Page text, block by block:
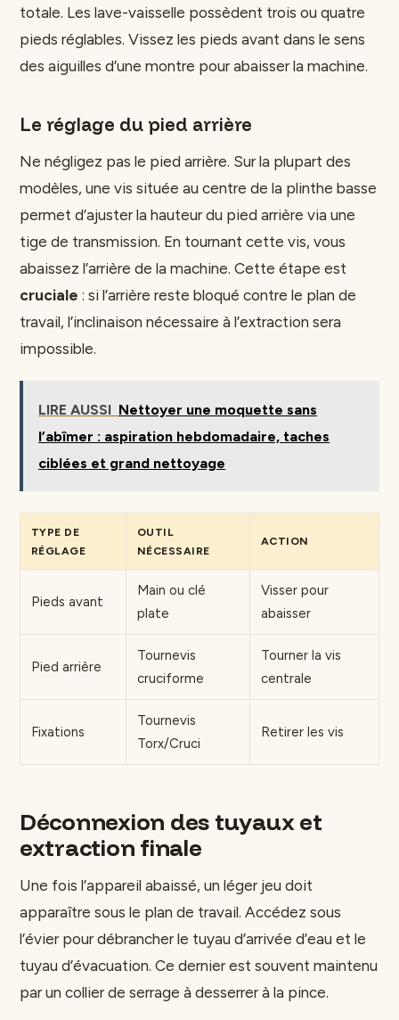
totale. Les lave-vaisselle possèdent trois ou quatre
pieds réglables. Vissez les pieds avant dans le sens
des aiguilles d’une montre pour abaisser la machine.
Le réglage du pied arrière
Ne négligez pas le pied arrière. Sur la plupart des
modèles, une vis située au centre de la plinthe basse
permet d’ajuster la hauteur du pied arrière via une
tige de transmission. En tournant cette vis, vous
abaissez l’arrière de la machine. Cette étape est
cruciale : si l’arrière reste bloqué contre le plan de
travail, l’inclinaison nécessaire à l’extraction sera
impossible.
LIRE AUSSI Nettoyer une moquette sans
l’abîmer : aspiration hebdomadaire, taches
ciblées et grand nettoyage
TYPE DE
RÉGLAGE
OUTIL
NÉCESSAIRE
ACTION
Pieds avant
Main ou clé
plate
Visser pour
abaisser
Pied arrière
Tournevis
cruciforme
Tourner la vis
centrale
Fixations
Tournevis
Torx/Cruci
Retirer les vis
Déconnexion des tuyaux et
extraction finale
Une fois l’appareil abaissé, un léger jeu doit
apparaître sous le plan de travail. Accédez sous
l’évier pour débrancher le tuyau d’arrivée d’eau et le
tuyau d’évacuation. Ce dernier est souvent maintenu
par un collier de serrage à desserrer à la pince.